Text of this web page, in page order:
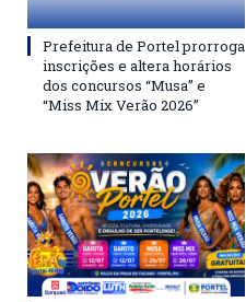
Prefeitura de Portel prorroga
inscrições e altera horários
dos concursos “Musa” e
“Miss Mix Verão 2026”